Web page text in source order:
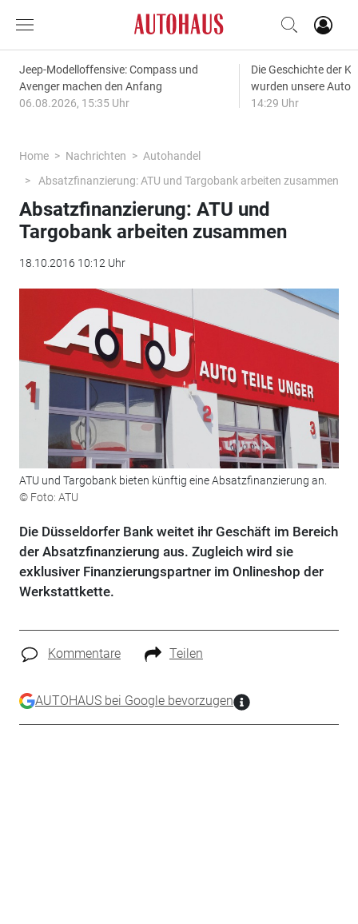
Jeep-Modelloffensive: Compass und
Avenger machen den Anfang
06.08.2026, 15:35 Uhr
Die Geschichte der
wurden unsere
14:29 Uhr
Home Nachrichten
Autohandel
Absatzfinanzierung: ATU und Targobank arbeiten zusammen
Absatzfinanzierung: ATU und
Targobank arbeiten zusammen
18.10.2016 10:12 Uhr
ATU und Targobank bieten künftig eine Absatzfinanzierung an.
© Foto: ATU
Die Düsseldorfer Bank weitet ihr Geschäft im Bereich
der Absatzfinanzierung aus. Zugleich wird sie
exklusiver Finanzierungspartner im Onlineshop der
Werkstattkette.
Kommentare Teilen
AUTOHAUS bei Google bevorzugen